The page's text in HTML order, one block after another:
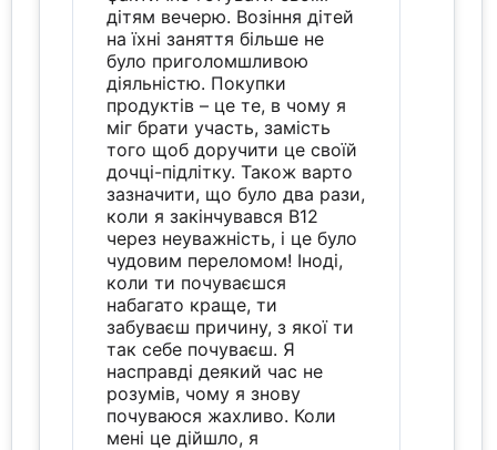
дітям вечерю. Возіння дітей
на їхні заняття більше не
було приголомшливою
діяльністю. Покупки
продуктів – це те, в чому я
міг брати участь, замість
того щоб доручити це своїй
дочці-підлітку. Також варто
зазначити, що було два рази,
коли я закінчувався B12
через неуважність, і це було
чудовим переломом! Іноді,
коли ти почуваєшся
набагато краще, ти
забуваєш причину, з якої ти
так себе почуваєш. Я
насправді деякий час не
розумів, чому я знову
почуваюся жахливо. Коли
мені це дійшло, я